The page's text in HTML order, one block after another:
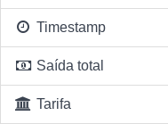
Timestamp
Saída total
Tarifa